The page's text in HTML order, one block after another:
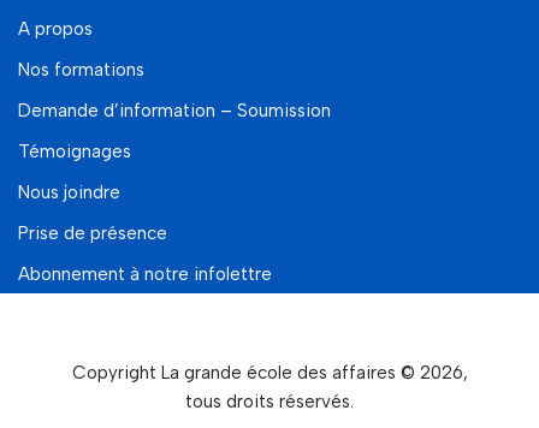
A propos
Nos formations
Demande d’information – Soumission
Témoignages
Nous joindre
Prise de présence
Abonnement à notre infolettre
Copyright La grande école des affaires © 2026,
tous droits réservés.